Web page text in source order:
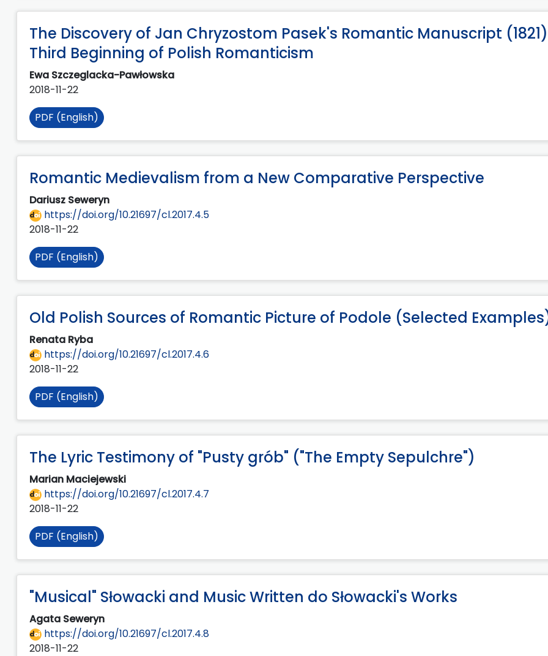
The Discovery of Jan Chryzostom Pasek's Romantic Manuscript
Third Beginning of Polish Romanticism
Ewa Szczeglacka-Pawłowska
2018-11-22
PDF (English)
Romantic Medievalism from a New Comparative Perspective
Dariusz Seweryn
https://doi.org/10.21697/cl.2017.4.5
2018-11-22
PDF (English)
Old Polish Sources of Romantic Picture of Podole (Selected
Renata Ryba
https://doi.org/10.21697/cl.2017.4.6
2018-11-22
PDF (English)
The Lyric Testimony of "Pusty grób" ("The Empty Sepulchre")
Marian Maciejewski
https://doi.org/10.21697/cl.2017.4.7
2018-11-22
PDF (English)
"Musical" Słowacki and Music Written do Słowacki's Works
Agata Seweryn
https://doi.org/10.21697/cl.2017.4.8
2018-11-22